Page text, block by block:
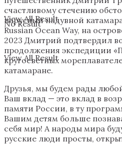
View All Result
No Result
View All Result
счастливому стечению
парусный надувной
Russian Ocean Way, на
2023 Дмитрий подтвердил
продолжения экспедиции
кругосветных
катамаране.
Друзья, мы будем рады
Ваш вклад — это вклад в
памяти России, в ту
Вашим детям больше
себя мир! А народы мира
русские люди просты,